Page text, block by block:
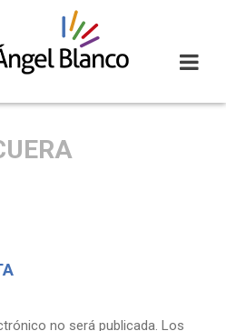
no será publicada. Los